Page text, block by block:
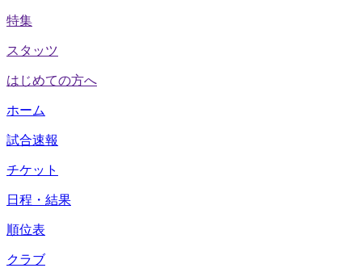
特集
スタッツ
はじめての方へ
ホーム
試合速報
チケット
日程・結果
順位表
クラブ